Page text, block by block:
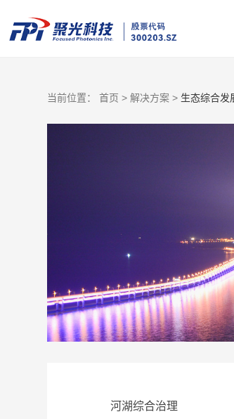
当前位置： 首页 > 解决方案 > 生态综合发
河湖综合治理